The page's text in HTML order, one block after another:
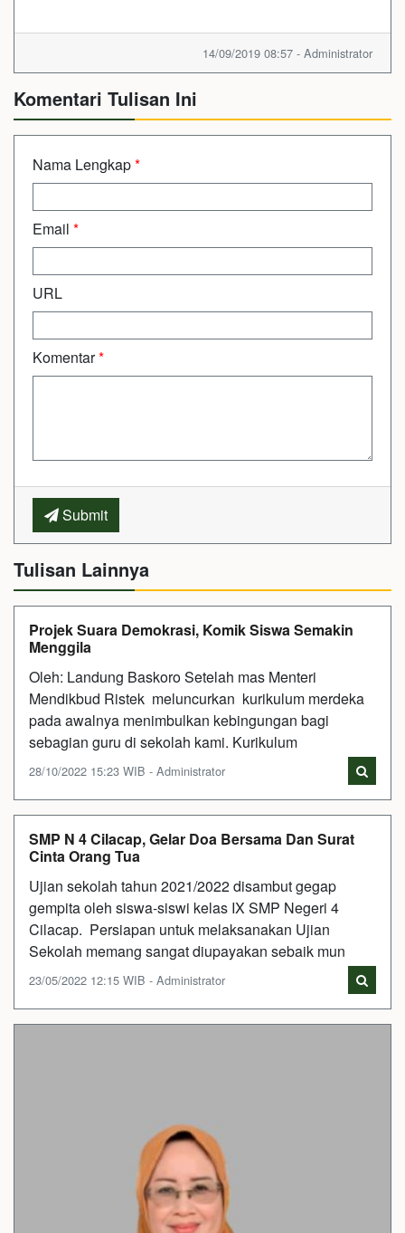
14/09/2019 08:57 - Administrator
Komentari Tulisan Ini
Nama Lengkap*
Email *
URL
Komentar*
Submit
Tulisan Lainnya
Projek Suara Demokrasi, Komik Siswa Semakin
Menggila
Oleh: Landung Baskoro Setelah mas Menteri
Mendikbud Ristek meluncurkan kurikulum merdeka
pada awalnya menimbulkan kebingungan bagi
sebagian guru di sekolah kami. Kurikulum
28/10/2022 15:23 WIB - Administrator
SMP N 4 Cilacap, Gelar Doa Bersama Dan Surat
Cinta Orang Tua
Ujian sekolah tahun 2021/2022 disambut gegap
gempita oleh siswa-siswi kelas IX SMP Negeri 4
Cilacap. Persiapan untuk melaksanakan Ujian
Sekolah memang sangat diupayakan sebaik mun
23/05/2022 12:15 WIB - Administrator